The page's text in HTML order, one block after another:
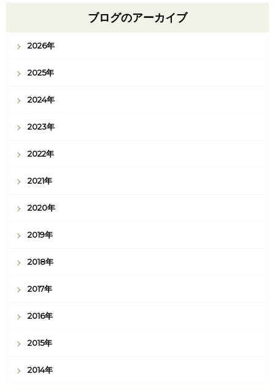
ブログのアーカイブ
2026年
2025年
2024年
2023年
2022年
2021年
2020年
2019年
2018年
2017年
2016年
2015年
2014年